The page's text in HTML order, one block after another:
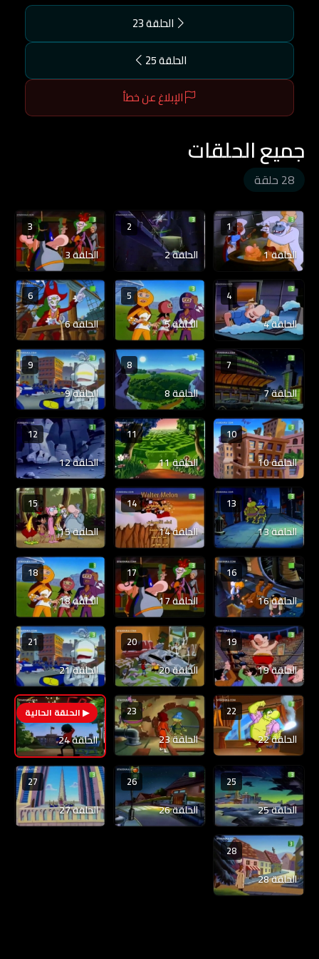
الحلقة 23
الحلقة 25
الإبلاغ عن خطأ
جميع الحلقات
28 حلقة
1
الحلقة 1
2
الحلقة 2
3
الحلقة 3
4
الحلقة 4
5
الحلقة 5
6
الحلقة 6
7
الحلقة 7
8
الحلقة 8
9
الحلقة 9
10
الحلقة 10
11
الحلقة 11
12
الحلقة 12
13
الحلقة 13
14
الحلقة 14
15
الحلقة 15
16
الحلقة 16
17
الحلقة 17
18
الحلقة 18
19
الحلقة 19
20
الحلقة 20
21
الحلقة 21
22
الحلقة 22
23
الحلقة 23
24
الحلقة 24
25
الحلقة 25
26
الحلقة 26
27
الحلقة 27
28
الحلقة 28